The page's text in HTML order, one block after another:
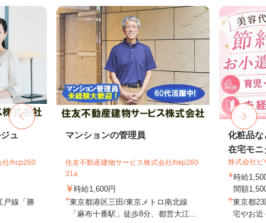
ュ
社/hcp260
戸線「勝
マンションの管理員
住友不動産建物サービス株式会社/hkp260
31a
時給1,600円
東京都港区三田/東京メトロ南北線
「麻布十番駅」徒歩8分、都営大江...
化粧品な
在宅モニ
株式会社ビ
時給
間額
東京都
宅やお近